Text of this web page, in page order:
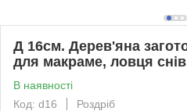
Д 16см. Дерев'яна
для макраме, ловця
В наявності
Код: d16
Роздріб